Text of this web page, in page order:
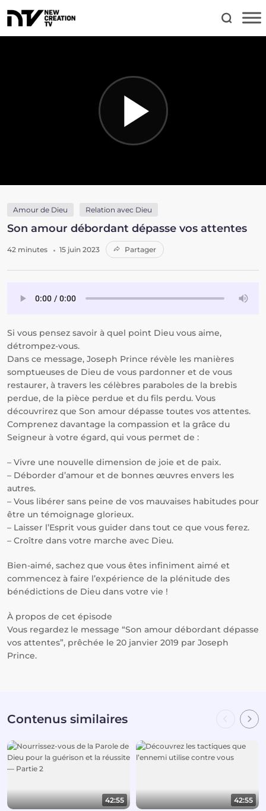
Amour de Dieu Relation avec Dieu
Son amour débordant dépasse vos attentes
42 minutes 15 juin 2023 Partager
Si vous pensez savoir à quel point Dieu vous aime,
détrompez-vous.
Dans ce message, Joseph Prince révèle les manières
somptueuses de Dieu de vous pardonner et de vous
restaurer, à travers les célèbres paraboles de la brebis
perdue, de la pièce perdue et du fils perdu. Vous
découvrirez que Son amour dépasse toutes vos attentes.
Comprenez davantage la compassion et la grâce du
Seigneur à votre égard, qui vous permet de :
– Vivre une nouvelle dimension de joie et de paix.
– Déborder d’amour et de bonnes œuvres envers les
autres.
– Vous libérer sans peine de vos mauvaises habitudes pour
être un témoignage glorieux.
– Laisser l’Esprit vous guider dans tout ce que vous ferez.
– Croître dans votre marche avec Dieu.
Bien-aimé, sachez que vous êtes infiniment aimé et
commencez à faire l’expérience de la plénitude des
bénédictions de Dieu dans votre vie !
À propos de cet épisode
Vous regardez le message “Son amour débordant dépasse
vos attentes”, prêchée le 20 janvier 2019 par Joseph
Prince.
Contenus similaires
42:55 42:55